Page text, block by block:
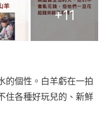
+11
的個性。白羊虧在一拍
住各種好玩兒的、新鮮